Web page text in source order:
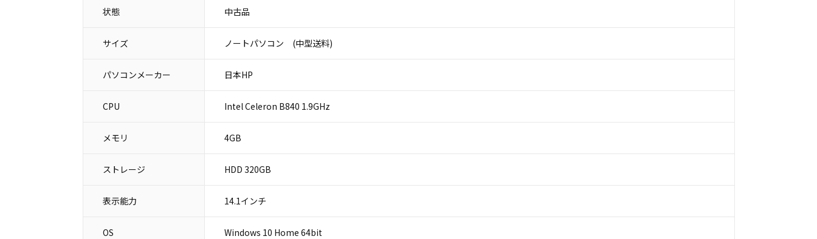
状態 中古品
サイズ ノートパソコン (中型送料)
パソコンメーカー 日本HP
CPU Intel Celeron B840 1.9GHz
メモリ 4GB
ストレージ HDD 320GB
表示能力 14.1インチ
OS Windows 10 Home 64bit